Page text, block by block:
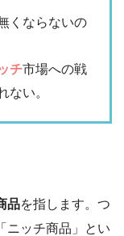
くならないの
チ市場への戦
ない。
品を指します。つ
ニッチ商品」とい